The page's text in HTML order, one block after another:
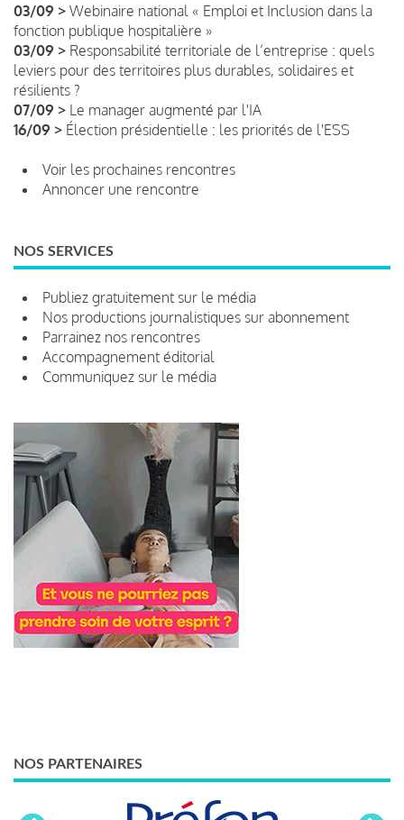
03/09 > Webinaire national « Emploi et Inclusion dans la
fonction publique hospitalière »
03/09 > Responsabilité territoriale de l’entreprise : quels
leviers pour des territoires plus durables, solidaires et
résilients ?
07/09 > Le manager augmenté par l'IA
16/09 > Élection présidentielle : les priorités de l'ESS
Voir les prochaines rencontres
Annoncer une rencontre
NOS SERVICES
Publiez gratuitement sur le média
Nos productions journalistiques sur abonnement
Parrainez nos rencontres
Accompagnement éditorial
Communiquez sur le média
NOS PARTENAIRES